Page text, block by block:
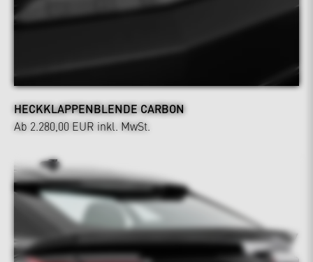
HECKKLAPPENBLENDE CARBON
Ab 2.280,00 EUR inkl. MwSt.